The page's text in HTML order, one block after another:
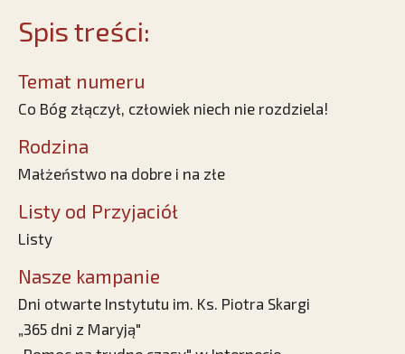
Spis treści:
Temat numeru
Co Bóg złączył, człowiek niech nie rozdziela!
Rodzina
Małżeństwo na dobre i na złe
Listy od Przyjaciół
Listy
Nasze kampanie
Dni otwarte Instytutu im. Ks. Piotra Skargi
„365 dni z Maryją"